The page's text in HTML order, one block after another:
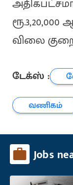
விலை
டேக்ஸ் :
வணிகம்
Jobs